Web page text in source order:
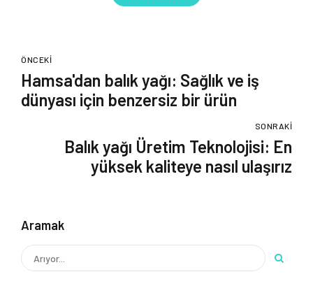
ÖNCEKI
Hamsa'dan balık yağı: Sağlık ve iş
dünyası için benzersiz bir ürün
SONRAKI
Balık yağı Üretim Teknolojisi: En
yüksek kaliteye nasıl ulaşırız
Aramak